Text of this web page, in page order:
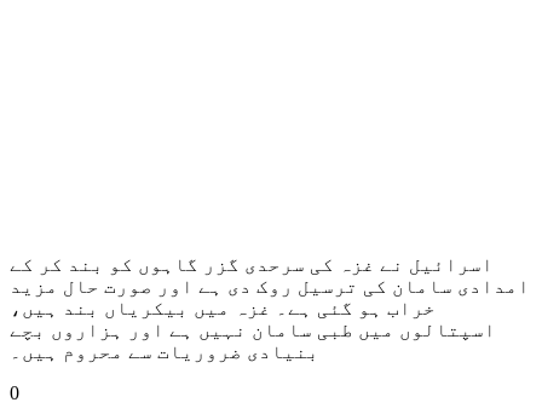
اسرائیل نے غزہ کی سرحدی گزر گاہوں کو بند کر کے
امدادی سامان کی ترسیل روک دی ہے اور صورت حال مزید
خراب ہو گئی ہے۔ غزہ میں بیکریاں بند ہیں،
اسپتالوں میں طبی سامان نہیں ہے اور ہزاروں بچے
بنیادی ضروریات سے محروم ہیں۔
0